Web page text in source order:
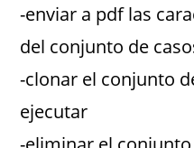
-enviar a pdf las
del conjunto de
-clonar el conjunto
ejecutar